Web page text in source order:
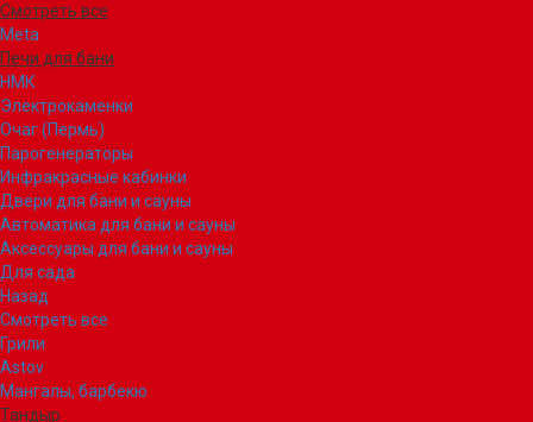
Смотреть все
Meta
Печи для бани
НМК
Электрокаменки
Очаг (Пермь)
Парогенераторы
Инфракрасные кабинки
Двери для бани и сауны
Автоматика для бани и сауны
Аксессуары для бани и сауны
Для сада
Назад
Смотреть все
Грили
Astov
Мангалы, барбекю
Тандыр